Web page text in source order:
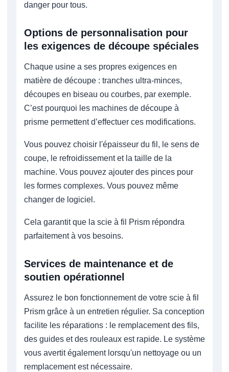
danger pour tous.
Options de personnalisation pour
les exigences de découpe spéciales
Chaque usine a ses propres exigences en
matière de découpe : tranches ultra-minces,
découpes en biseau ou courbes, par exemple.
C’est pourquoi les machines de découpe à
prisme permettent d’effectuer ces modifications.
Vous pouvez choisir l'épaisseur du fil, le sens de
coupe, le refroidissement et la taille de la
machine. Vous pouvez ajouter des pinces pour
les formes complexes. Vous pouvez même
changer de logiciel.
Cela garantit que la scie à fil Prism répondra
parfaitement à vos besoins.
Services de maintenance et de
soutien opérationnel
Assurez le bon fonctionnement de votre scie à fil
Prism grâce à un entretien régulier. Sa conception
facilite les réparations : le remplacement des fils,
des guides et des rouleaux est rapide. Le système
vous avertit également lorsqu'un nettoyage ou un
remplacement est nécessaire.